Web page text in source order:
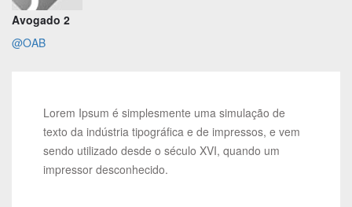
Avogado 2
@OAB
Lorem Ipsum é simplesmente uma simulação de
texto da indústria tipográfica e de impressos, e vem
sendo utilizado desde o século XVI, quando um
impressor desconhecido.